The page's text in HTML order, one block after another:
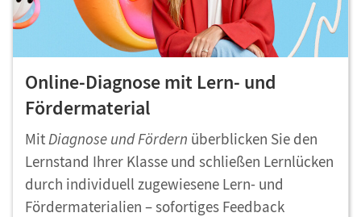
Online-Diagnose mit Lern- und
Fördermaterial
MitDiagnose und Fördern überblicken Sie den
Lernstand Ihrer Klasse und schließen Lernlücken
durch individuell zugewiesene Lern- und
Fördermaterialien – sofortiges Feedback